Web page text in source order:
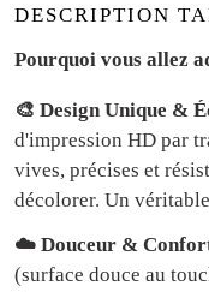
DESCRIPTION
Pourquoi vous allez
🎨 Design Unique &
d'impression HD par
vives, précises et
décolorer. Un
☁️ Douceur &
(surface douce au